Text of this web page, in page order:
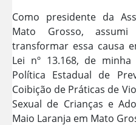
Como presidente da
Mato Grosso,
transformar essa causa
Lei nº 13.168, de
Política Estadual de
Coibição de Práticas de
Sexual de Crianças e
Maio Laranja em Mato